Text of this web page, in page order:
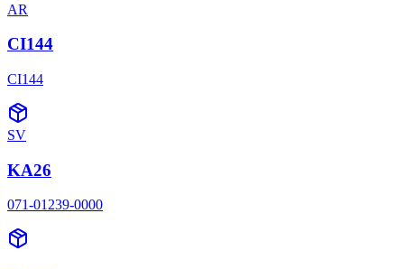
AR
CI144
CI144
SV
KA26
071-01239-0000